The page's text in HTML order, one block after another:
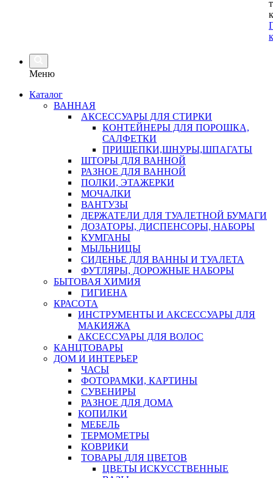
Меню
Каталог
ВАННАЯ
АКСЕССУАРЫ ДЛЯ СТИРКИ
КОНТЕЙНЕРЫ ДЛЯ ПОРОШКА,
САЛФЕТКИ
ПРИЩЕПКИ,ШНУРЫ,ШПАГАТЫ
ШТОРЫ ДЛЯ ВАННОЙ
РАЗНОЕ ДЛЯ ВАННОЙ
ПОЛКИ, ЭТАЖЕРКИ
МОЧАЛКИ
ВАНТУЗЫ
ДЕРЖАТЕЛИ ДЛЯ ТУАЛЕТНОЙ БУМАГИ
ДОЗАТОРЫ, ДИСПЕНСОРЫ, НАБОРЫ
КУМГАНЫ
МЫЛЬНИЦЫ
СИДЕНЬЕ ДЛЯ ВАННЫ И ТУАЛЕТА
ФУТЛЯРЫ, ДОРОЖНЫЕ НАБОРЫ
БЫТОВАЯ ХИМИЯ
ГИГИЕНА
КРАСОТА
ИНСТРУМЕНТЫ И АКСЕССУАРЫ ДЛЯ
МАКИЯЖА
АКСЕССУАРЫ ДЛЯ ВОЛОС
КАНЦТОВАРЫ
ДОМ И ИНТЕРЬЕР
ЧАСЫ
ФОТОРАМКИ, КАРТИНЫ
СУВЕНИРЫ
РАЗНОЕ ДЛЯ ДОМА
КОПИЛКИ
МЕБЕЛЬ
ТЕРМОМЕТРЫ
КОВРИКИ
ТОВАРЫ ДЛЯ ЦВЕТОВ
ЦВЕТЫ ИСКУССТВЕННЫЕ